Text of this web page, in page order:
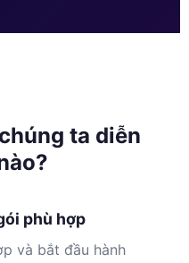
ta diễn
phù hợp
và bắt đầu hành